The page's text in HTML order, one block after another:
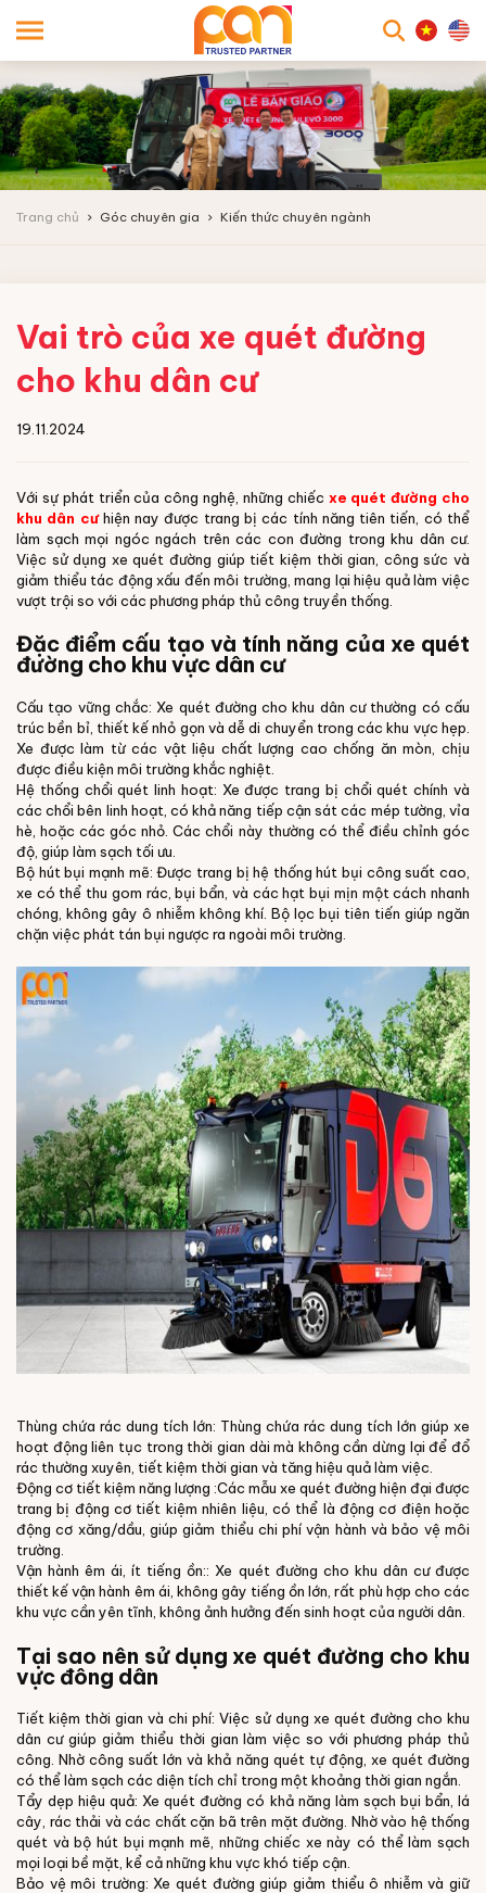
Trang chủ Góc chuyên gia Kiến thức chuyên ngành
Vai trò của xe quét đường
cho khu dân cư
19.11.2024
Với sự phát triển của công nghệ, những chiếc xe quét đường cho
khu dân cư hiện nay được trang bị các tính năng tiên tiến, có thể
làm sạch mọi ngóc ngách trên các con đường trong khu dân cư.
Việc sử dụng xe quét đường giúp tiết kiệm thời gian, công sức và
giảm thiểu tác động xấu đến môi trường, mang lại hiệu quả làm việc
vượt trội so với các phương pháp thủ công truyền thống.
Đặc điểm cấu tạo và tính năng của xe quét
đường cho khu vực dân cư
Cấu tạo vững chắc: Xe quét đường cho khu dân cư thường có cấu
trúc bền bỉ, thiết kế nhỏ gọn và dễ di chuyển trong các khu vực hẹp.
Xe được làm từ các vật liệu chất lượng cao chống ăn mòn, chịu
được điều kiện môi trường khắc nghiệt.
Hệ thống chổi quét linh hoạt: Xe được trang bị chổi quét chính và
các chổi bên linh hoạt, có khả năng tiếp cận sát các mép tường, vỉa
hè, hoặc các góc nhỏ. Các chổi này thường có thể điều chỉnh góc
độ, giúp làm sạch tối ưu.
Bộ hút bụi mạnh mẽ: Được trang bị hệ thống hút bụi công suất cao,
xe có thể thu gom rác, bụi bẩn, và các hạt bụi mịn một cách nhanh
chóng, không gây ô nhiễm không khí. Bộ lọc bụi tiên tiến giúp ngăn
chặn việc phát tán bụi ngược ra ngoài môi trường.
Thùng chứa rác dung tích lớn: Thùng chứa rác dung tích lớn giúp xe
hoạt động liên tục trong thời gian dài mà không cần dừng lại để đổ
rác thường xuyên, tiết kiệm thời gian và tăng hiệu quả làm việc.
Động cơ tiết kiệm năng lượng :Các mẫu xe quét đường hiện đại được
trang bị động cơ tiết kiệm nhiên liệu, có thể là động cơ điện hoặc
động cơ xăng/dầu, giúp giảm thiểu chi phí vận hành và bảo vệ môi
trường.
Vận hành êm ái, ít tiếng ồn:: Xe quét đường cho khu dân cư được
thiết kế vận hành êm ái, không gây tiếng ồn lớn, rất phù hợp cho các
khu vực cần yên tĩnh, không ảnh hưởng đến sinh hoạt của người dân.
Tại sao nên sử dụng xe quét đường cho khu
vực đông dân
Tiết kiệm thời gian và chi phí: Việc sử dụng xe quét đường cho khu
dân cư giúp giảm thiểu thời gian làm việc so với phương pháp thủ
công. Nhờ công suất lớn và khả năng quét tự động, xe quét đường
có thể làm sạch các diện tích chỉ trong một khoảng thời gian ngắn.
Tẩy dẹp hiệu quả: Xe quét đường có khả năng làm sạch bụi bẩn, lá
cây, rác thải và các chất cặn bã trên mặt đường. Nhờ vào hệ thống
quét và bộ hút bụi mạnh mẽ, những chiếc xe này có thể làm sạch
mọi loại bề mặt, kể cả những khu vực khó tiếp cận.
Bảo vệ môi trường: Xe quét đường giúp giảm thiểu ô nhiễm và giữ